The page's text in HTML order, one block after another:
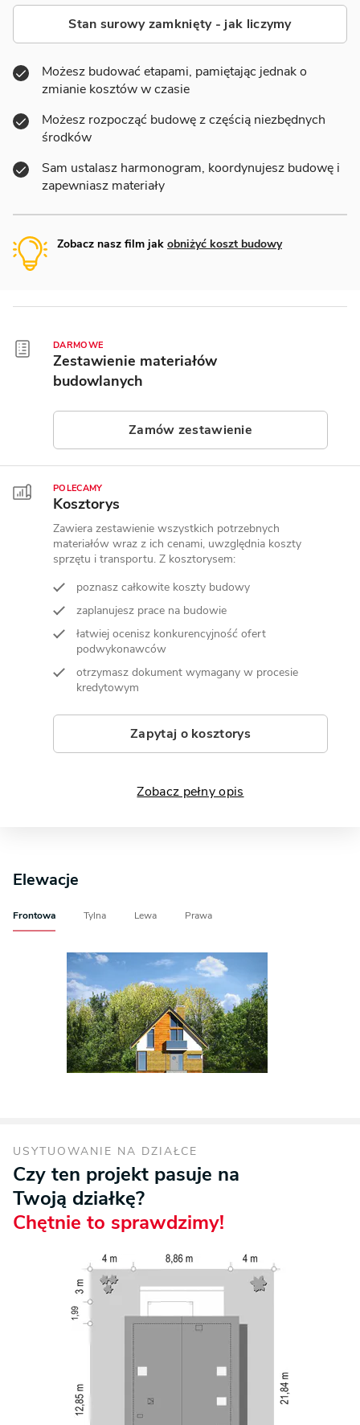
Stan surowy zamknięty - jak liczymy
Możesz budować etapami, pamiętając jednak o
zmianie kosztów w czasie
Możesz rozpocząć budowę z częścią niezbędnych
środków
Sam ustalasz harmonogram, koordynujesz budowę i
zapewniasz materiały
Zobacz nasz film jak obniżyć koszt budowy
DARMOWE
Zestawienie materiałów
budowlanych
Zamów zestawienie
POLECAMY
Kosztorys
Zawiera zestawienie wszystkich potrzebnych
materiałów wraz z ich cenami, uwzględnia koszty
sprzętu i transportu. Z kosztorysem:
poznasz całkowite koszty budowy
zaplanujesz prace na budowie
łatwiej ocenisz konkurencyjność ofert
podwykonawców
otrzymasz dokument wymagany w procesie
kredytowym
Zapytaj o kosztorys
Zobacz pełny opis
Elewacje
Frontowa Tylna Lewa Prawa
USYTUOWANIE NA DZIAŁCE
Czy ten projekt pasuje na
Twoją działkę?
Chętnie to sprawdzimy!